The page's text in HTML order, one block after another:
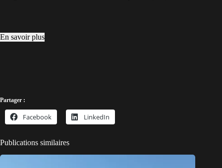
En savoir plus
Partager :
Facebook LinkedIn
Publications similaires